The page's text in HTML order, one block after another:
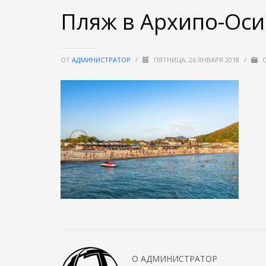
Пляж в Архипо-
ОТ АДМИНИСТРАТОР / ПЯТНИЦА, 26 ЯНВАРЯ 2018 /
О АДМИНИСТРАТОР